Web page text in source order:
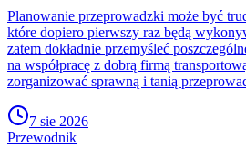
Planowanie przeprowadzki może być
które dopiero pierwszy raz będą
zatem dokładnie przemyśleć
na współpracę z dobrą firmą
zorganizować sprawną i tanią
7 sie 2026
Przewodnik